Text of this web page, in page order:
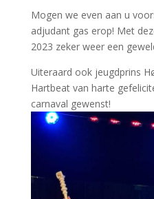
Mogen we even aan u
adjudant gas erop! Met
2023 zeker weer een
Uiteraard ook jeugdprins
Hartbeat van harte
carnaval gewenst!